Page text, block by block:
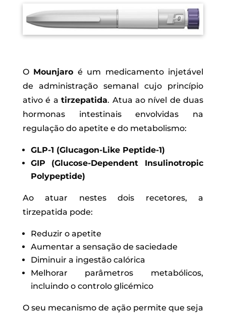
O Mounjaro é um medicamento injetável
de administração semanal cujo princípio
ativo é atirzepatida. Atua ao nível de duas
hormonas intestinais envolvidas na
regulação do apetite e do metabolismo:
GLP-1 (Glucagon-Like Peptide-1)
GIP (Glucose-Dependent Insulinotropic
Polypeptide)
Ao atuar nestes dois recetores, a
tirzepatida pode:
Reduzir o apetite
Aumentar a sensação de saciedade
Diminuir a ingestão calórica
Melhorar parâmetros metabólicos,
incluindo o controlo glicémico
O seu mecanismo de ação permite que seja